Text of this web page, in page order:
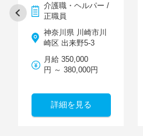
介護職・ヘルパー /
正職員
神奈川県 川崎市川
崎区 出来野5-3
月給 350,000
円 ～ 380,000円
詳細を見る